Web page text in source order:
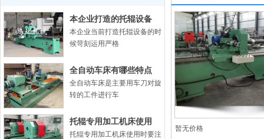
本企业打造的托辊设备
本企业当前打造托辊设备的时
候苛刻运用严格
全自动车床有哪些特点
全自动车床是主要用车刀对旋
转的工件进行车
托辊专用加工机床使用
托辊专用加工机床使用时要注
暂无价格